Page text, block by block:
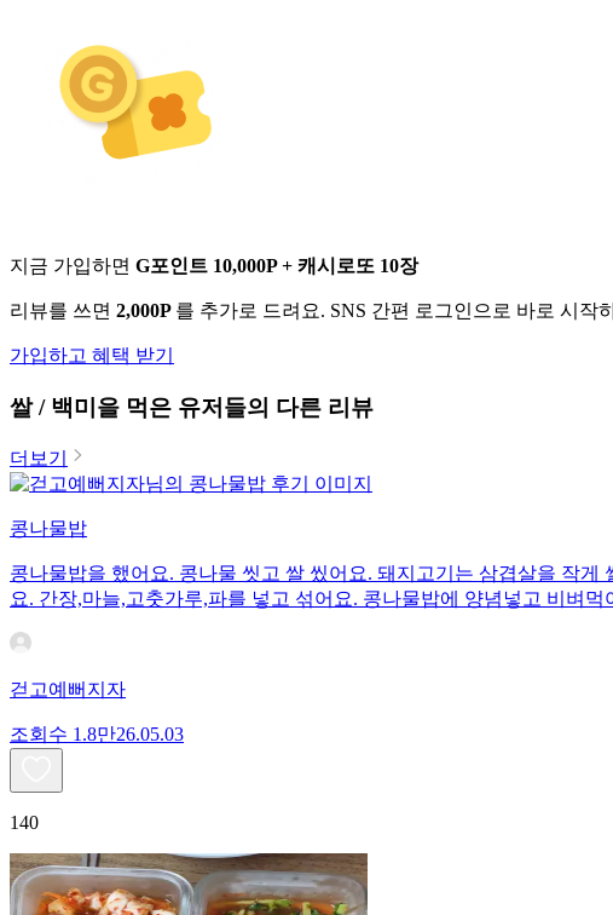
지금 가입하면 G포인트 10,000P + 캐시로또 10장
리뷰를 쓰면 2,000P 를 추가로 드려요. SNS 간편 로그인으로 바로 시작
가입하고 혜택 받기
쌀 / 백미 을 먹은 유저들의 다른 리뷰
더보기
콩나물밥
콩나물밥을 했어요. 콩나물 씻고 쌀 씼어요. 돼지고기는 삼겹살을 작
요. 간장,마늘,고춧가루,파를 넣고 섞어요. 콩나물밥에 양념넣고 비벼먹
걷고예뻐지자
조회수 1.8만26.05.03
140